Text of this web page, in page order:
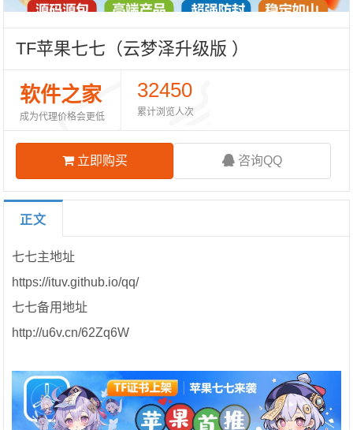
TF苹果七七（云梦泽升级版 ）
软件之家
成为代理价格会更低
32450
累计浏览人次
立即购买 咨询QQ
正文
七七主地址
https://ituv.github.io/qq/
七七备用地址
http://u6v.cn/62Zq6W